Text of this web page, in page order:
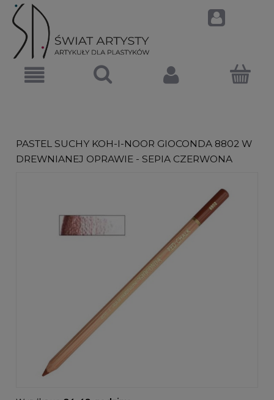
PASTEL SUCHY KOH-I-NOOR GIOCONDA 8802 W
DREWNIANEJ OPRAWIE - SEPIA CZERWONA